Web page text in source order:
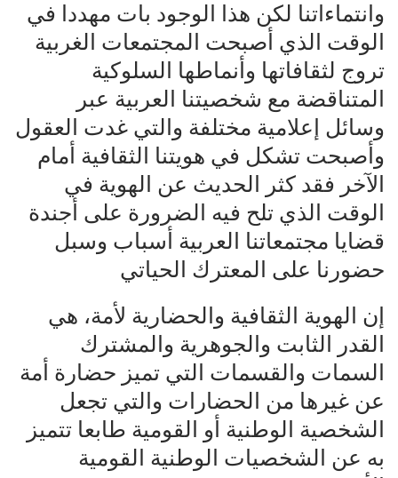
وانتماءاتنا لكن هذا الوجود بات مهددا في
الوقت الذي أصبحت المجتمعات الغربية
تروج لثقافاتها وأنماطها السلوكية
المتناقضة مع شخصيتنا العربية عبر
وسائل إعلامية مختلفة والتي غدت العقول
وأصبحت تشكل في هويتنا الثقافية أمام
الآخر فقد كثر الحديث عن الهوية في
الوقت الذي تلح فيه الضرورة على أجندة
قضايا مجتمعاتنا العربية أسباب وسبل
حضورنا على المعترك الحياتي
إن الهوية الثقافية والحضارية لأمة، هي
القدر الثابت والجوهرية والمشترك
السمات والقسمات التي تميز حضارة أمة
عن غيرها من الحضارات والتي تجعل
الشخصية الوطنية أو القومية طابعا تتميز
به عن الشخصيات الوطنية القومية